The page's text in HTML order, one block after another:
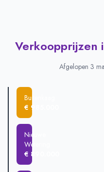
Verkoopprijzen
Afgelopen 3
Buitenkaag
€ 985.000
Nieuwe
Wetering
€ 890.000